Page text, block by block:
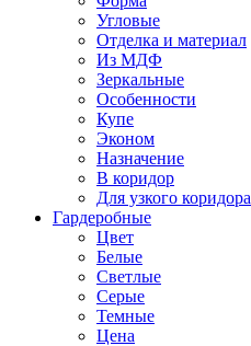
Угловые
Отделка и материал
Из МДФ
Зеркальные
Особенности
Купе
Эконом
Назначение
В коридор
Для узкого коридора
Гардеробные
Цвет
Белые
Светлые
Серые
Темные
Цена